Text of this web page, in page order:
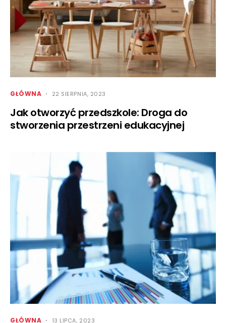
GŁÓWNA 22 SIERPNIA, 2023
Jak otworzyć przedszkole: Droga do
stworzenia przestrzeni edukacyjnej
GŁÓWNA 13 LIPCA, 2023